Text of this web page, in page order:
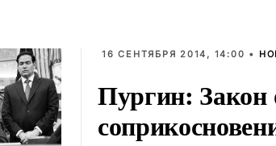
16 СЕНТЯБРЯ 2014, 14:00 •
Пургин: Закон